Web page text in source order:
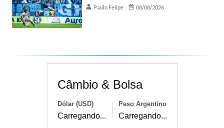
Paulo Felipe 08/08/2026
Câmbio & Bolsa
Dólar (USD)
Carregando...
Peso Argentino
Carregando...